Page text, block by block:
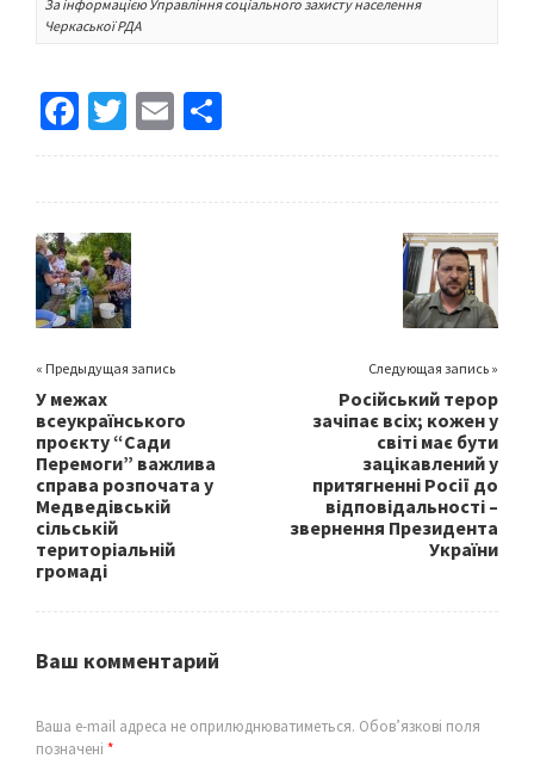
За інформацією Управління соціального захисту населення
Черкаської РДА
Fa
ce
o
o
k
T
wi
er
E
m h
« Предыдущая запись
У межах
всеукраїнського
проєкту “Сади
Перемоги” важлива
справа розпочата у
Медведівській
сільській
територіальній
громаді
Следующая запись »
Російський терор
зачіпає всіх; кожен у
світі має бути
зацікавлений у
притягненні Росії до
відповідальності –
звернення Президента
України
Ваш комментарий
Ваша e-mail адреса не оприлюднюватиметься. Обов’язкові поля
позначені *